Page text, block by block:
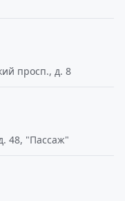
просп., д. 8
48, "Пассаж"